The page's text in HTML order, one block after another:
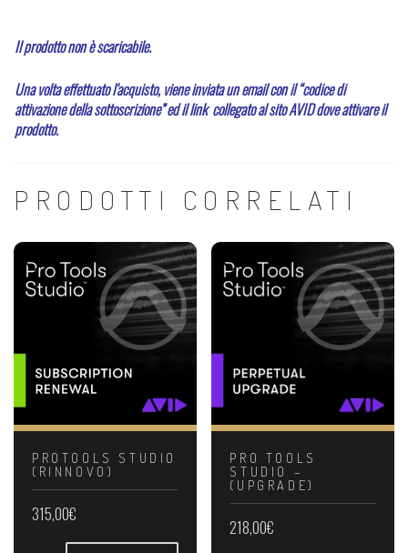
Il prodotto non è scaricabile.
Una volta effettuato l’acquisto, viene inviata un email con il “codice di
attivazione della sottoscrizione” ed il link collegato al sito AVID dove attivare il
prodotto.
PRODOTTI CORRELATI
PROTOOLS STUDIO
(RINNOVO)
315,00€
PRO TOOLS
STUDIO –
(UPGRADE)
218,00€